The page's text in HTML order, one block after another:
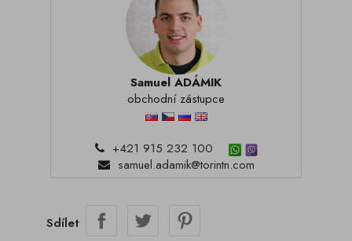
Samuel ADÁMIK
obchodní zástupce
+421 915 232 100
samuel.adamik@torintn.com
Sdílet